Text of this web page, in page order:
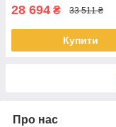
28 694 ₴ 33 511 ₴
Купити
Про нас